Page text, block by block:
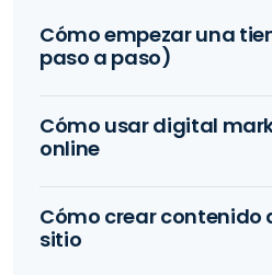
Cómo empezar una
paso a paso)
Cómo usar digital
online
Cómo crear contenido
sitio